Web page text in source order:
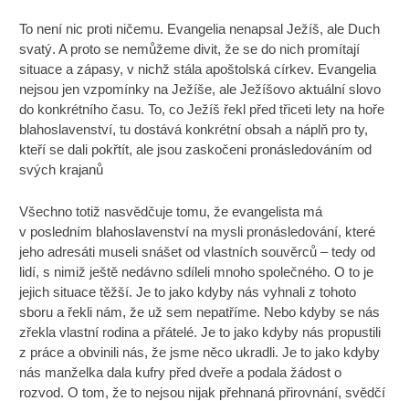
To není nic proti ničemu. Evangelia nenapsal Ježíš, ale Duch
svatý. A proto se nemůžeme divit, že se do nich promítají
situace a zápasy, v nichž stála apoštolská církev. Evangelia
nejsou jen vzpomínky na Ježíše, ale Ježíšovo aktuální slovo
do konkrétního času. To, co Ježíš řekl před třiceti lety na hoře
blahoslavenství, tu dostává konkrétní obsah a náplň pro ty,
kteří se dali pokřtít, ale jsou zaskočeni pronásledováním od
svých krajanů
Všechno totiž nasvědčuje tomu, že evangelista má
v posledním blahoslavenství na mysli pronásledování, které
jeho adresáti museli snášet od vlastních souvěrců – tedy od
lidí, s nimiž ještě nedávno sdíleli mnoho společného. O to je
jejich situace těžší. Je to jako kdyby nás vyhnali z tohoto
sboru a řekli nám, že už sem nepatříme. Nebo kdyby se nás
zřekla vlastní rodina a přátelé. Je to jako kdyby nás propustili
z práce a obvinili nás, že jsme něco ukradli. Je to jako kdyby
nás manželka dala kufry před dveře a podala žádost o
rozvod. O tom, že to nejsou nijak přehnaná přirovnání, svědčí